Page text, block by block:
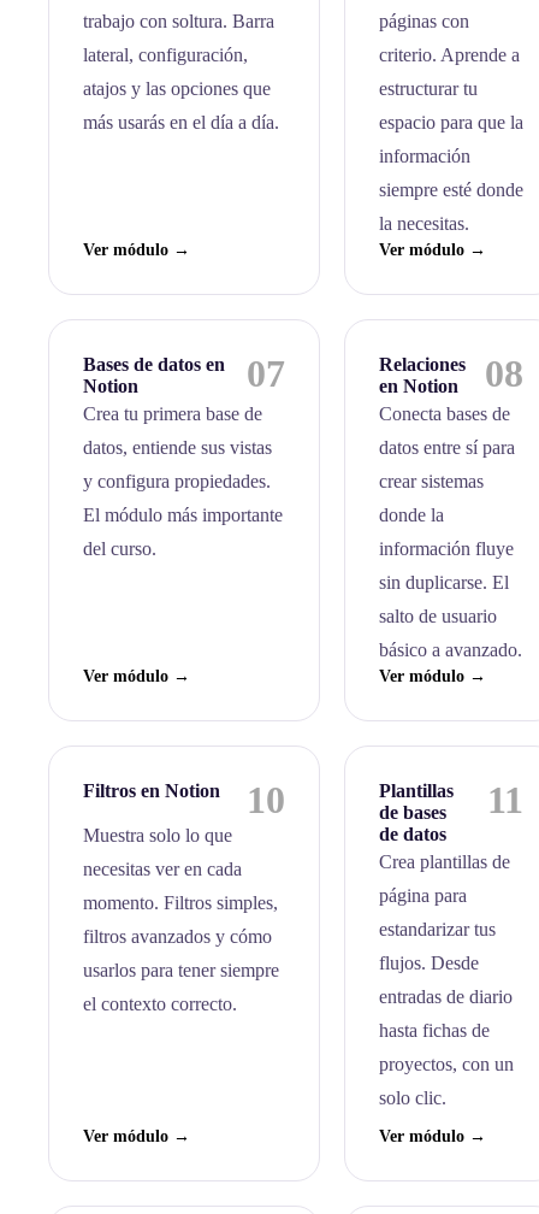
trabajo con soltura. Barra
lateral, configuración,
atajos y las opciones que
más usarás en el día a día.
Ver módulo →
páginas con
criterio. Aprende a
estructurar tu
espacio para que la
información
siempre esté donde
la necesitas.
Ver módulo →
Bases de datos en
Notion
07
Crea tu primera base de
datos, entiende sus vistas
y configura propiedades.
El módulo más importante
del curso.
Ver módulo →
Relaciones
en Notion
08
Conecta bases de
datos entre sí para
crear sistemas
donde la
información fluye
sin duplicarse. El
salto de usuario
básico a avanzado.
Ver módulo →
Filtros en Notion 10
Muestra solo lo que
necesitas ver en cada
momento. Filtros simples,
filtros avanzados y cómo
usarlos para tener siempre
el contexto correcto.
Ver módulo →
Plantillas
de bases
de datos
11
Crea plantillas de
página para
estandarizar tus
flujos. Desde
entradas de diario
hasta fichas de
proyectos, con un
solo clic.
Ver módulo →